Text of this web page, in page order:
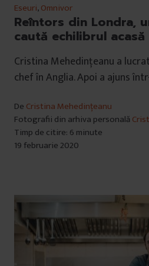
Eseuri,Omnivor
Reîntors din Londra,
caută echilibrul acasă
Cristina Mehedințeanu a
chef în Anglia. Apoi a ajuns
De Cristina Mehedințeanu
Fotografii din arhiva personală
Timp de citire: 6 minute
19 februarie 2020